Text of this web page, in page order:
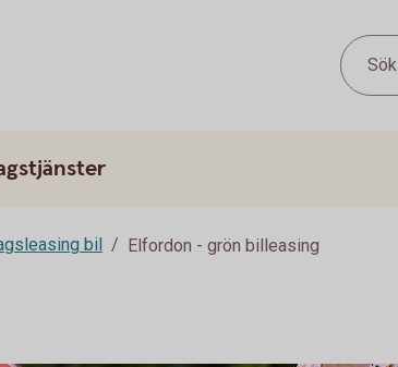
Sök
bil Elfordon - grön billeasing